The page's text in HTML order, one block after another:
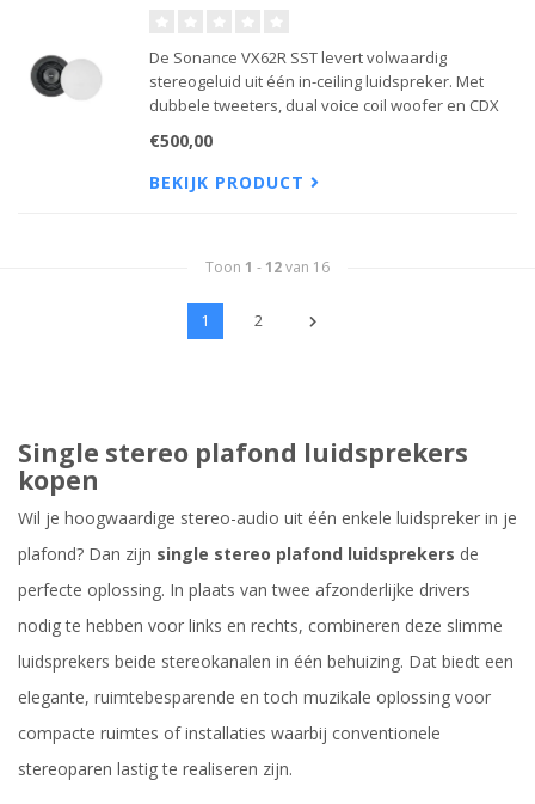
De Sonance VX62R SST levert volwaardig
stereogeluid uit één in-ceiling luidspreker. Met
dubbele tweeters, dual voice coil woofer en CDX
compact, discreet design.
€500,00
BEKIJK PRODUCT
Toon 1 - 12van 16
1 2
Single stereo plafond luidsprekers
kopen
Wil je hoogwaardige stereo-audio uit één enkele luidspreker in je
plafond? Dan zijn single stereo plafond luidsprekers de
perfecte oplossing. In plaats van twee afzonderlijke drivers
nodig te hebben voor links en rechts, combineren deze slimme
luidsprekers beide stereokanalen in één behuizing. Dat biedt een
elegante, ruimtebesparende en toch muzikale oplossing voor
compacte ruimtes of installaties waarbij conventionele
stereoparen lastig te realiseren zijn.